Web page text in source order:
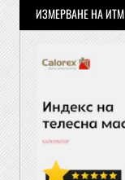
ИЗМЕРВАНЕ НА ИТМ